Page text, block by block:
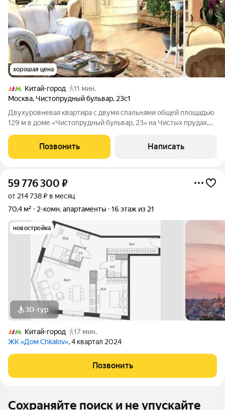
хорошая цена
Китай-город
11 мин.
Москва, Чистопрудный бульвар, 23с1
Двухуровневая квартира с двумя спальнями общей площадью
129 м в доме «Чистопрудный бульвар, 23» на Чистых прудах.
седьмом этаже. Интерьер декорирован молдингами,
карнизами и дизайнерскими
Позвонить Написать
59 776 300 ₽
от 214 738 ₽ в месяц
70,4 м²
2-комн. апартаменты 16 этаж из 21
новостройка
3D-тур
Китай-город
17 мин.
ЖК «Дом Chkalov», 4 квартал 2024
Позвонить
Сохраняйте поиск и не упускайте